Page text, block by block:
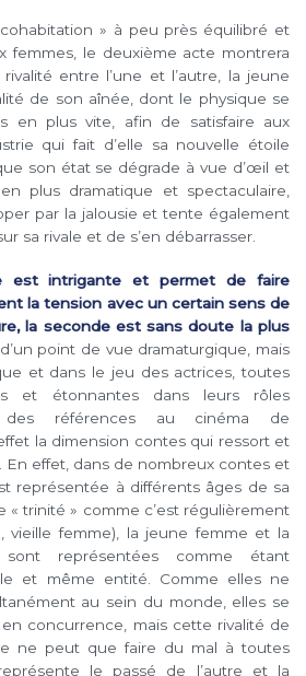
» à peu près équilibré et
femmes, le deuxième acte montrera
entre l’une et l’autre, la jeune
de son aînée, dont le physique se
en plus vite, afin de satisfaire aux
qui fait d’elle sa nouvelle étoile
son état se dégrade à vue d’œil et
plus dramatique et spectaculaire,
par la jalousie et tente également
sa rivale et de s’en débarrasser.
est intrigante et permet de faire
la tension avec un certain sens de
la seconde est sans doute la plus
d’un point de vue dramaturgique, mais
et dans le jeu des actrices, toutes
et étonnantes dans leurs rôles
des références au cinéma de
la dimension contes qui ressort et
En effet, dans de nombreux contes et
représentée à différents âges de sa
« trinité » comme c’est régulièrement
vieille femme), la jeune femme et la
représentées comme étant
et même entité. Comme elles ne
au sein du monde, elles se
concurrence, mais cette rivalité de
ne peut que faire du mal à toutes
le passé de l’autre et la